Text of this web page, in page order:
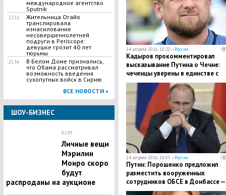
международное агентство
Sputnik
22:11
Жительница Огайо
транслировала
изнасилование
несовершеннолетней
подруги в Periscope:
девушке грозит 40 лет
тюрьмы
21:56
В Белом Доме признались,
что Обама рассматривал
возможность введения
сухопутных войск в Сирию
ВСЕ НОВОСТИ »
ШОУ-БИЗНЕС
01:09
Личные вещи
Мэрилин
Монро скоро
будут
распроданы на аукционе
14 апреля 2016, 18:20 —Россия
Кадыров прокомментировал
высказывание Путина о Чечне:
чеченцы уверены в единстве с
Россией
14 апреля 2016, 18:05 —Россия
Путин: Порошенко предложил
разместить вооруженных
сотрудников ОБСЕ в Донбассе —
это всячески поддерживаю